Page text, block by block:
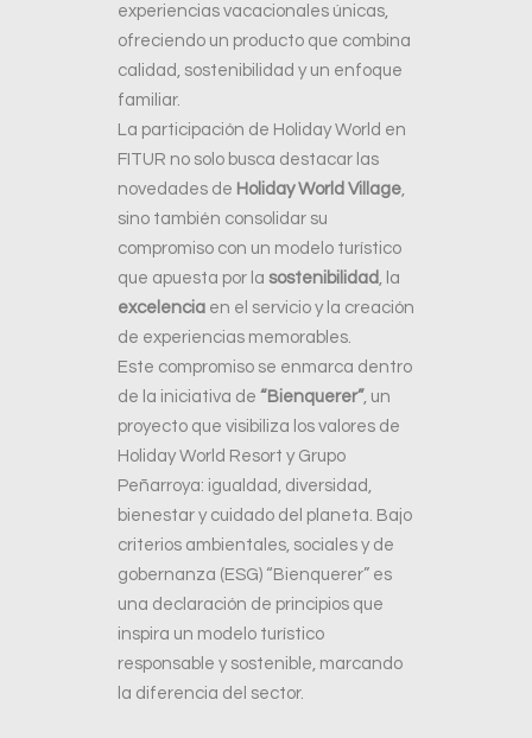
experiencias vacacionales únicas,
ofreciendo un producto que combina
calidad, sostenibilidad y un enfoque
familiar.
La participación de Holiday World en
FITUR no solo busca destacar las
novedades de Holiday World Village
sino también consolidar su
compromiso con un modelo turístico
que apuesta por la sostenibilidad
, la
excelencia en el servicio y la creación
de experiencias memorables.
Este compromiso se enmarca dentro
de la iniciativa de “Bienquerer” , un
proyecto que visibiliza los valores de
Holiday World Resort y Grupo
Peñarroya: igualdad, diversidad,
bienestar y cuidado del planeta. Bajo
criterios ambientales, sociales y de
gobernanza (ESG) “Bienquerer” es
una declaración de principios que
inspira un modelo turístico
responsable y sostenible, marcando
la diferencia del sector.